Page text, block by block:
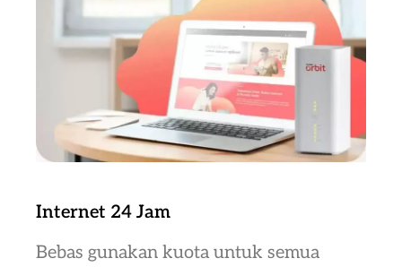
Internet 24 Jam
Bebas gunakan kuota untuk semua